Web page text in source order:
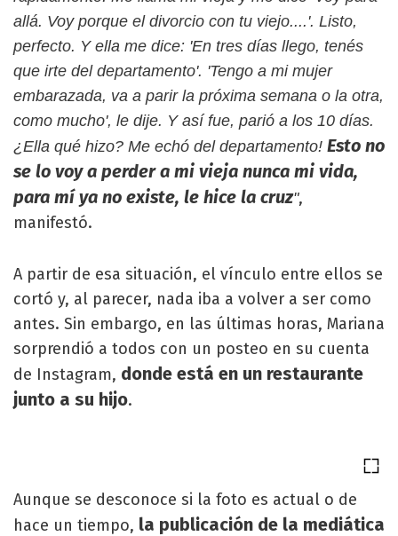
allá. Voy porque el divorcio con tu viejo....'. Listo,
perfecto. Y ella me dice: 'En tres días llego, tenés
que irte del departamento'. 'Tengo a mi mujer
embarazada, va a parir la próxima semana o la otra,
como mucho', le dije. Y así fue, parió a los 10 días.
¿Ella qué hizo? Me echó del departamento! Esto no
se lo voy a perder a mi vieja nunca mi vida,
para mí ya no existe, le hice la cruz",
manifestó.
A partir de esa situación, el vínculo entre ellos se
cortó y, al parecer, nada iba a volver a ser como
antes. Sin embargo, en las últimas horas, Mariana
sorprendió a todos con un posteo en su cuenta
de Instagram, donde está en un restaurante
junto a su hijo.
Aunque se desconoce si la foto es actual o de
hace un tiempo, la publicación de la mediática